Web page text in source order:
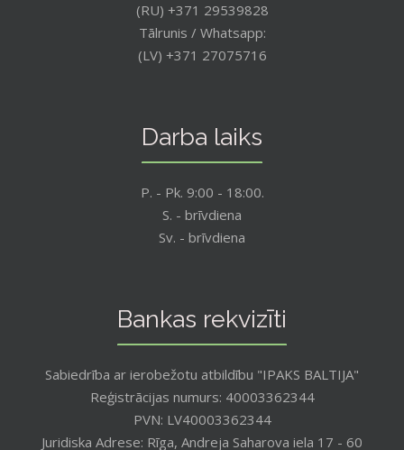
(RU) +371 29539828
Tālrunis / Whatsapp:
(LV) +371 27075716
Darba laiks
P. - Pk. 9:00 - 18:00.
S. - brīvdiena
Sv. - brīvdiena
Bankas rekvizīti
Sabiedrība ar ierobežotu atbildību "IPAKS BALTIJA"
Reģistrācijas numurs: 40003362344
PVN: LV40003362344
Juridiska Adrese: Rīga, Andreja Saharova iela 17 - 60